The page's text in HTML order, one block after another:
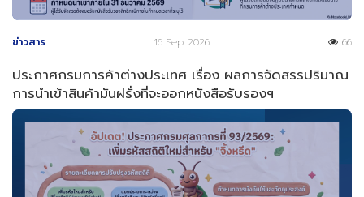
ข่าวสาร 16 Sep 2026 66
ประกาศกรมการค้าต่างประเทศ เรื่อง ผลการจัดสรรปริมาณ
การนำเข้าสินค้ามันฝรั่งที่จะออกหนังสือรับรองฯ